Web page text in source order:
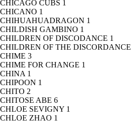
CHICAGO CUBS 1
CHICANO 1
CHIHUAHUADRAGON 1
CHILDISH GAMBINO 1
CHILDREN OF DISCODANCE 1
CHILDREN OF THE DISCORDANCE
CHIME 3
CHIME FOR CHANGE 1
CHINA 1
CHIPOON 1
CHITO 2
CHITOSE ABE 6
CHLOE SEVIGNY 1
CHLOE ZHAO 1